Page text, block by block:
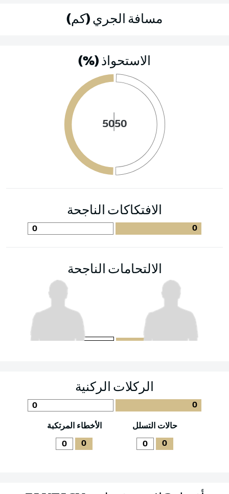
مسافة الجري (كم)
الاستحواذ (%)
50
50
الافتكاكات الناجحة
0
0
الالتحامات الناجحة
الركلات الركنية
0
0
حالات التسلل
0
0
الأخطاء المرتكبة
0
0